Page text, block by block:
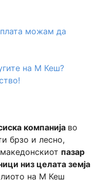
можам да
на М Кеш?
компанија во
брзо и лесно,
пазар
низ целата земја
на М Кеш